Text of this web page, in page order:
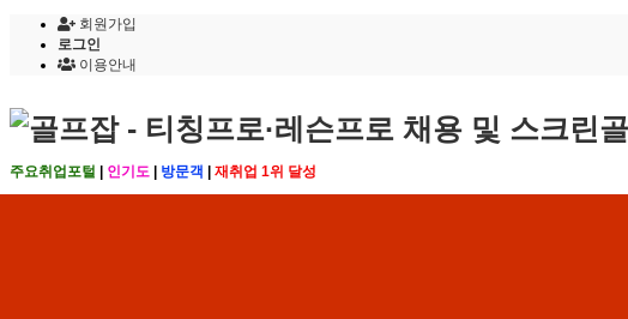
회원가입
로그인
이용안내
주요취업포털 인기도 방문객 재취업 1위 달성